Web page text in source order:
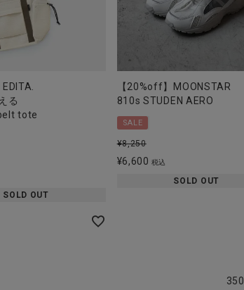
る
tote
SOLD OUT
【20%off】MOONSTAR
810s STUDEN AERO
SALE
¥8,250
¥6,600 税込
SOLD OUT
350